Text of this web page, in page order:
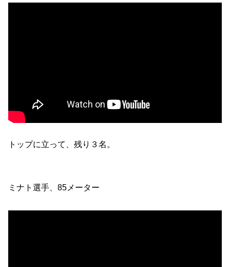
トップに立って、残り３名。
ミナト選手、85メーター